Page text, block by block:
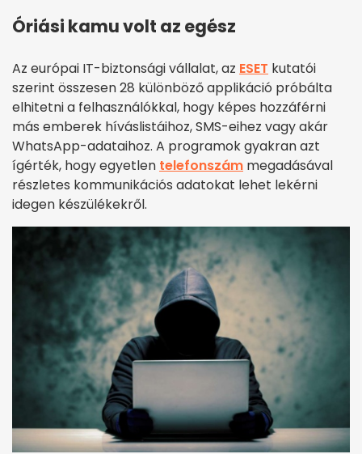
Óriási kamu volt az egész
Az európai IT-biztonsági vállalat, az ESET kutatói
szerint összesen 28 különböző applikáció próbálta
elhitetni a felhasználókkal, hogy képes hozzáférni
más emberek híváslistáihoz, SMS-eihez vagy akár
WhatsApp-adataihoz. A programok gyakran azt
ígérték, hogy egyetlen telefonszám megadásával
részletes kommunikációs adatokat lehet lekérni
idegen készülékekről.